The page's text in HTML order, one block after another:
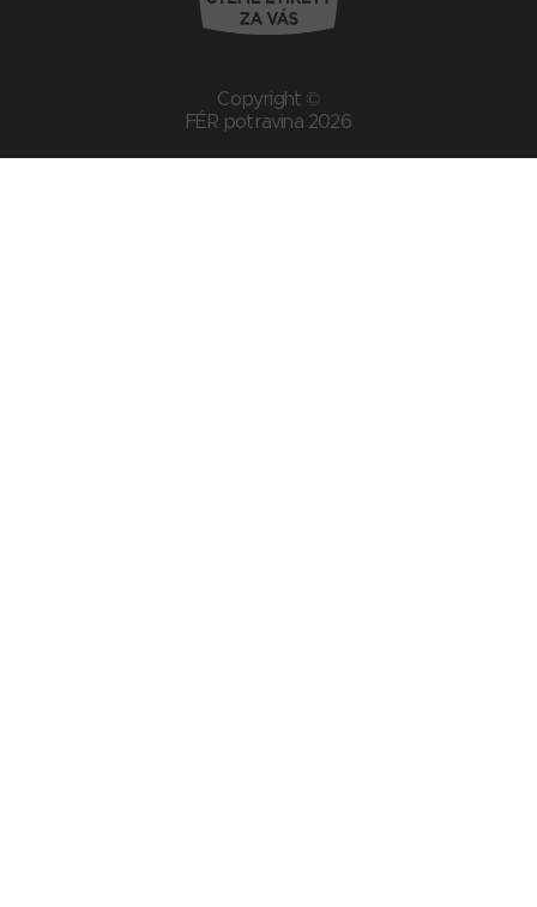
Copyright ©
FÉR potravina 2026